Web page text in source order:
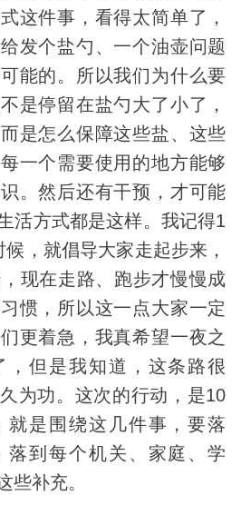
这件事，看得太简单了，
发个盐勺、一个油壶问题
能的。所以我们为什么要
是停留在盐勺大了小了，
是怎么保障这些盐、这些
一个需要使用的地方能够
。然后还有干预，才可能
活方式都是这样。我记得1
，就倡导大家走起步来，
现在走路、跑步才慢慢成
惯，所以这一点大家一定
更着急，我真希望一夜之
，但是我知道，这条路很
为功。这次的行动，是10
就是围绕这几件事，要落
落到每个机关、家庭、学
些补充。